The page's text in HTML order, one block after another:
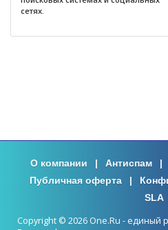
сетях.
О компании | Антиспам |
Публичная оферта
|
SLA
Copyright © 2026 One.Ru - единый